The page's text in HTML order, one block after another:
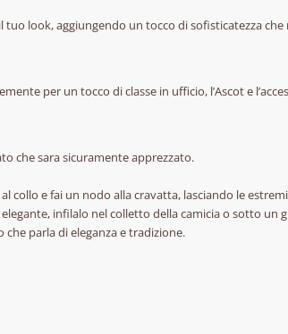
look, aggiungendo un tocco di sofisticatezza che
per un tocco di classe in ufficio, l’Ascot e
che sara sicuramente apprezzato.
collo e fai un nodo alla cravatta, lasciando le
infilalo nel colletto della camicia o sotto un
parla di eleganza e tradizione.